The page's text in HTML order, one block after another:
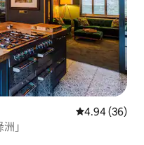
從 36 則評價
4.94 (36)
」